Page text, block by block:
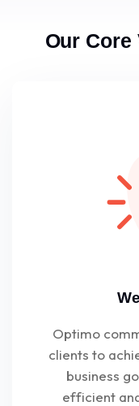
Our Core
Optimo
clients to
business
efficient